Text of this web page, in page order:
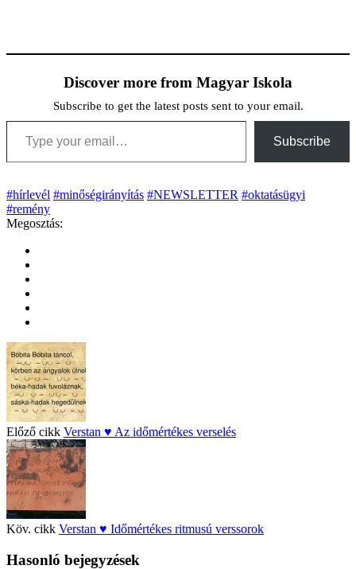
Discover more from Magyar Iskola
Subscribe to get the latest posts sent to your email.
Type your email…
Subscribe
#hírlevél #minőségirányítás #NEWSLETTER #oktatásügyi
#remény
Megosztás:
Előző cikk Verstan ♥ Az időmértékes verselés
Köv. cikk Verstan ♥ Időmértékes ritmusú verssorok
Hasonló bejegyzések